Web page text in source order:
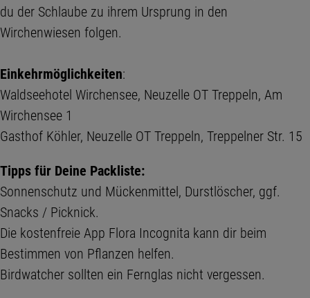
du der Schlaube zu ihrem Ursprung in den
Wirchenwiesen folgen.
Einkehrmöglichkeiten:
Waldseehotel Wirchensee, Neuzelle OT Treppeln, Am
Wirchensee 1
Gasthof Köhler, Neuzelle OT Treppeln, Treppelner Str. 15
Tipps für Deine Packliste:
Sonnenschutz und Mückenmittel, Durstlöscher, ggf.
Snacks / Picknick.
Die kostenfreie App Flora Incognita kann dir beim
Bestimmen von Pflanzen helfen.
Birdwatcher sollten ein Fernglas nicht vergessen.